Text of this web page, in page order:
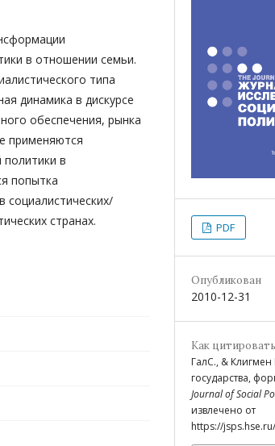
в отношении семьи.
типа
динамика в дискурсе
обеспечения, рынка
применяются
в
попытка
социалистических/
странах.
PDF
Опубликован
2010-12-31
Как цитировать
ГалС., &
государства,
Journal of Social
извлечено от
https://